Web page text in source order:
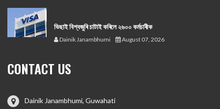
ভিছাই বিশ্বজুৰি চাটাই কৰিলে ২৬০০ কৰ্মচাৰীক
Dainik Janambhumi August 07, 2026
CONTACT US
Dainik Janambhumi, Guwahati